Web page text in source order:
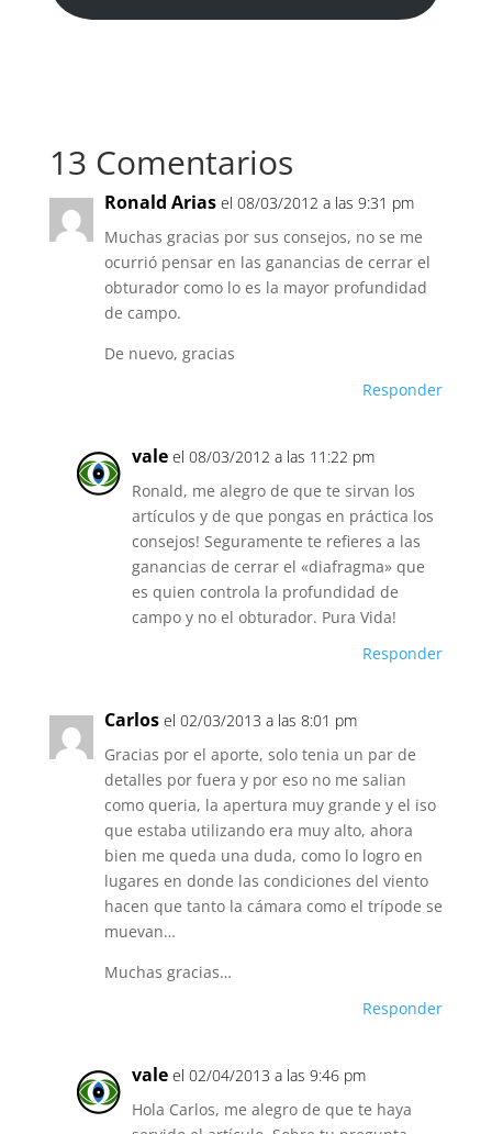
13 Comentarios
Ronald Arias el 08/03/2012 a las 9:31 pm
Muchas gracias por sus consejos, no se me
ocurrió pensar en las ganancias de cerrar el
obturador como lo es la mayor profundidad
de campo.
De nuevo, gracias
Responder
vale el 08/03/2012 a las 11:22 pm
Ronald, me alegro de que te sirvan los
artículos y de que pongas en práctica los
consejos! Seguramente te refieres a las
ganancias de cerrar el «diafragma» que
es quien controla la profundidad de
campo y no el obturador. Pura Vida!
Responder
Carlos el 02/03/2013 a las 8:01 pm
Gracias por el aporte, solo tenia un par de
detalles por fuera y por eso no me salian
como queria, la apertura muy grande y el iso
que estaba utilizando era muy alto, ahora
bien me queda una duda, como lo logro en
lugares en donde las condiciones del viento
hacen que tanto la cámara como el trípode se
muevan…
Muchas gracias…
Responder
vale el 02/04/2013 a las 9:46 pm
Hola Carlos, me alegro de que te haya